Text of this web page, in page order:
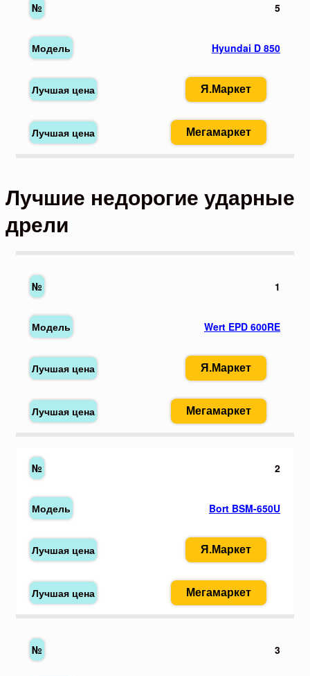
5
Hyundai D 850
Я.Маркет
Мегамаркет
Лучшие недорогие ударные
дрели
1
Wert EPD 600RE
Я.Маркет
Мегамаркет
2
Bort BSM-650U
Я.Маркет
Мегамаркет
3